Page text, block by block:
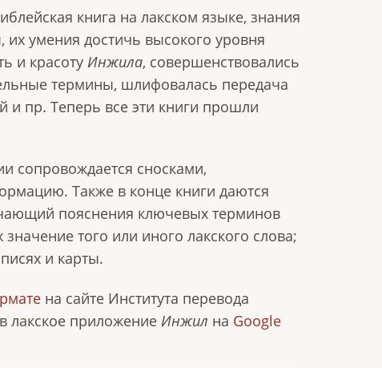
книга на лакском языке, знания
умения достичь высокого уровня
и красоту Инжила, совершенствовались
термины, шлифовалась передача
и пр. Теперь все эти книги прошли
сопровождается сносками,
Также в конце книги даются
пояснения ключевых терминов
того или иного лакского слова;
и карты.
на сайте Института перевода
лакское приложение Инжил на Google